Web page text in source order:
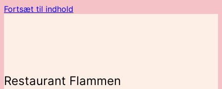
Fortsæt til indhold
Restaurant Flammen